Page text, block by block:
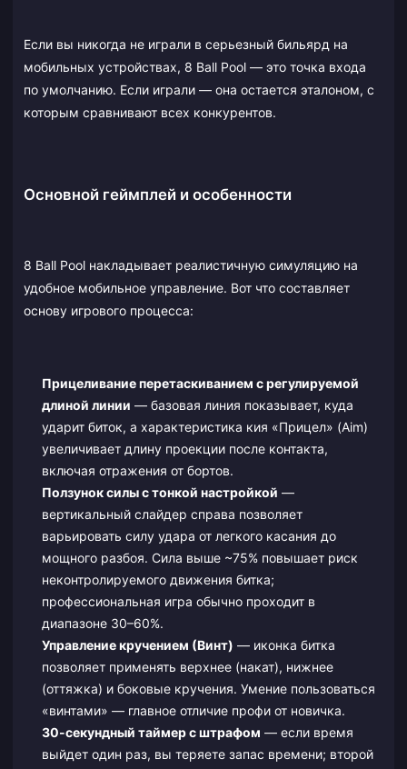
Если вы никогда не играли в серьезный бильярд на
мобильных устройствах, 8 Ball Pool — это точка входа
по умолчанию. Если играли — она остается эталоном, с
которым сравнивают всех конкурентов.
Основной геймплей и особенности
8 Ball Pool накладывает реалистичную симуляцию на
удобное мобильное управление. Вот что составляет
основу игрового процесса:
Прицеливание перетаскиванием с регулируемой
длиной линии — базовая линия показывает, куда
ударит биток, а характеристика кия «Прицел» (Aim)
увеличивает длину проекции после контакта,
включая отражения от бортов.
Ползунок силы с тонкой настройкой —
вертикальный слайдер справа позволяет
варьировать силу удара от легкого касания до
мощного разбоя. Сила выше ~75% повышает риск
неконтролируемого движения битка;
профессиональная игра обычно проходит в
диапазоне 30–60%.
Управление кручением (Винт) — иконка битка
позволяет применять верхнее (накат), нижнее
(оттяжка) и боковые кручения. Умение пользоваться
«винтами» — главное отличие профи от новичка.
30-секундный таймер с штрафом — если время
выйдет один раз, вы теряете запас времени; второй